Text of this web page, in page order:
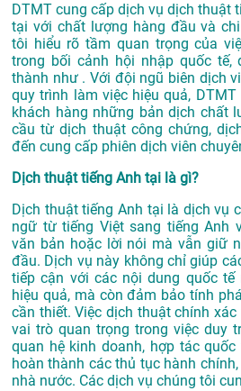
DTMT cung cấp dịch vụ dịch thuật
tại với chất lượng hàng đầu và
tôi hiểu rõ tầm quan trọng của
trong bối cảnh hội nhập quốc
thành như . Với đội ngũ biên dịch
quy trình làm việc hiệu quả,
khách hàng những bản dịch chất
cầu từ dịch thuật công chứng,
đến cung cấp phiên dịch viên
Dịch thuật tiếng Anh tại là gì?
Dịch thuật tiếng Anh tại là dịch vụ
ngữ từ tiếng Việt sang tiếng Anh
văn bản hoặc lời nói mà vẫn giữ
đầu. Dịch vụ này không chỉ giúp
tiếp cận với các nội dung quốc
hiệu quả, mà còn đảm bảo tính
cần thiết. Việc dịch thuật chính
vai trò quan trọng trong việc duy
quan hệ kinh doanh, hợp tác
hoàn thành các thủ tục hành
nhà nước. Các dịch vụ chúng tôi